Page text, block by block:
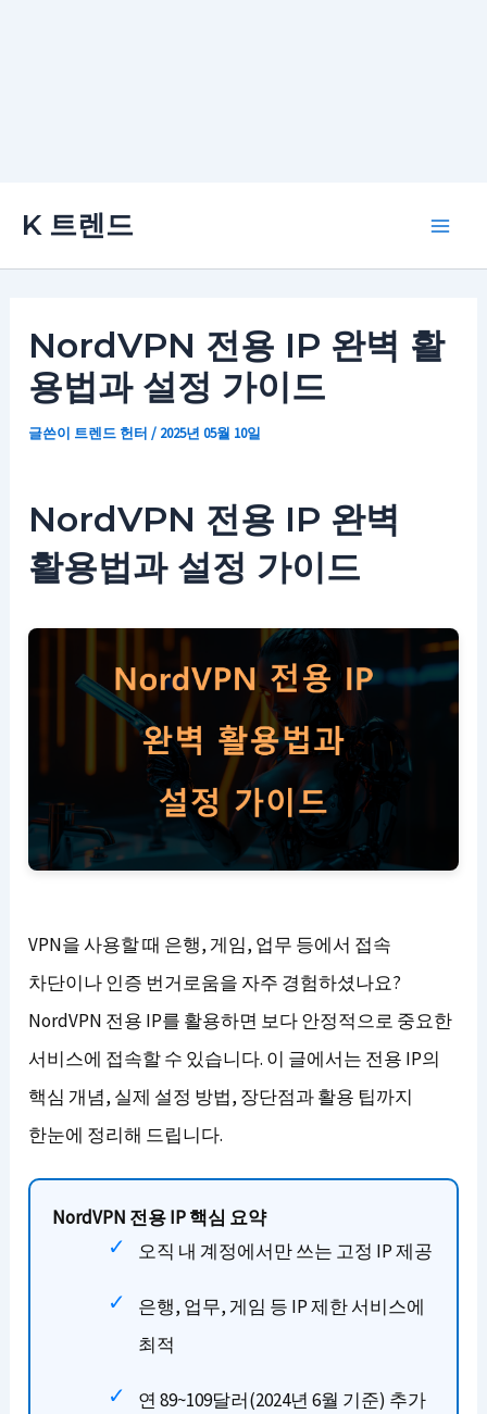
K 트렌드
NordVPN 전용 IP 완벽 활
용법과 설정 가이드
글쓴이 트렌드 헌터/ 2025년 05월 10일
NordVPN 전용 IP 완벽
활용법과 설정 가이드
VPN을 사용할 때 은행, 게임, 업무 등에서 접속
차단이나 인증 번거로움을 자주 경험하셨나요?
NordVPN 전용 IP를 활용하면 보다 안정적으로 중요한
서비스에 접속할 수 있습니다. 이 글에서는 전용 IP의
핵심 개념, 실제 설정 방법, 장단점과 활용 팁까지
한눈에 정리해 드립니다.
NordVPN 전용 IP 핵심 요약
오직 내 계정에서만 쓰는 고정 IP 제공
은행, 업무, 게임 등 IP 제한 서비스에
최적
연 89~109달러(2024년 6월 기준) 추가